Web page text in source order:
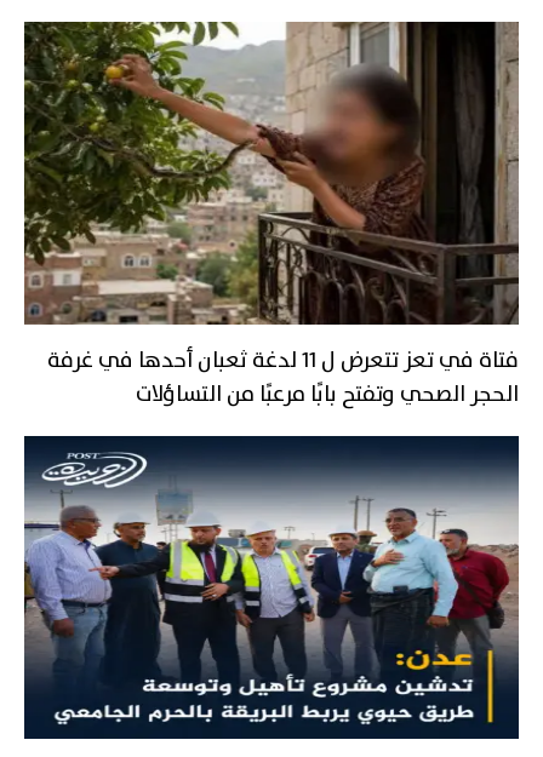
فتاة في تعز تتعرض ل 11 لدغة ثعبان أحدها في غرفة
الحجر الصحي وتفتح بابًا مرعبًا من التساؤلات